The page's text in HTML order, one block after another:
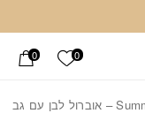
0 הרשימה
0
/ White Bow Jumpsuit – אוברול לבן עם גב